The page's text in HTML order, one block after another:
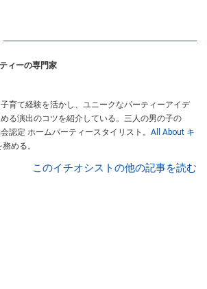
ィーの専門家
育て経験を活かし、ユニークなパーティーアイデ
る演出のコツを紹介している。三人の男の子の
認定 ホームパーティースタイリスト。 All About キ
務める。
このイチオシストの他の記事を読む